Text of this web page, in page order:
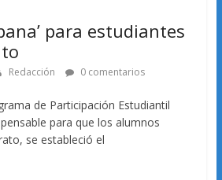
para estudiantes
Redacción 0 comentarios
de Participación Estudiantil
para que los alumnos
se estableció el